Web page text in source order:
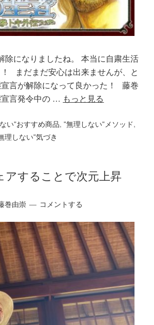
除になりましたね。 本当に自粛生活
まだまだ安心は出来ませんが、と
言が解除になって良かった！ 藤巻
言発令中の … もっと見る
い”おすすめ商品,”無理しない”メソッド,
理しない”気づき
アすることで次元上昇
巻由崇 コメントする